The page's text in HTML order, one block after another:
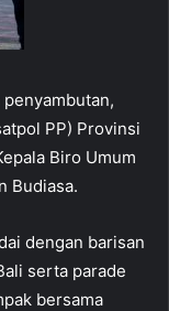
PP) Provinsi
Biro Umum
Budiasa.
dengan barisan
serta parade
bersama